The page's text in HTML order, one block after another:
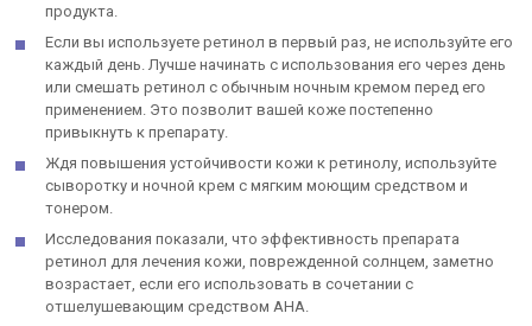
продукта.
Если вы используете ретинол в первый раз, не используйте его
каждый день. Лучше начинать с использования его через день
или смешать ретинол с обычным ночным кремом перед его
применением. Это позволит вашей коже постепенно
привыкнуть к препарату.
Ждя повышения устойчивости кожи к ретинолу, используйте
сыворотку и ночной крем с мягким моющим средством и
тонером.
Исследования показали, что эффективность препарата
ретинол для лечения кожи, поврежденной солнцем, заметно
возрастает, если его использовать в сочетании с
отшелушевающим средством АНА.